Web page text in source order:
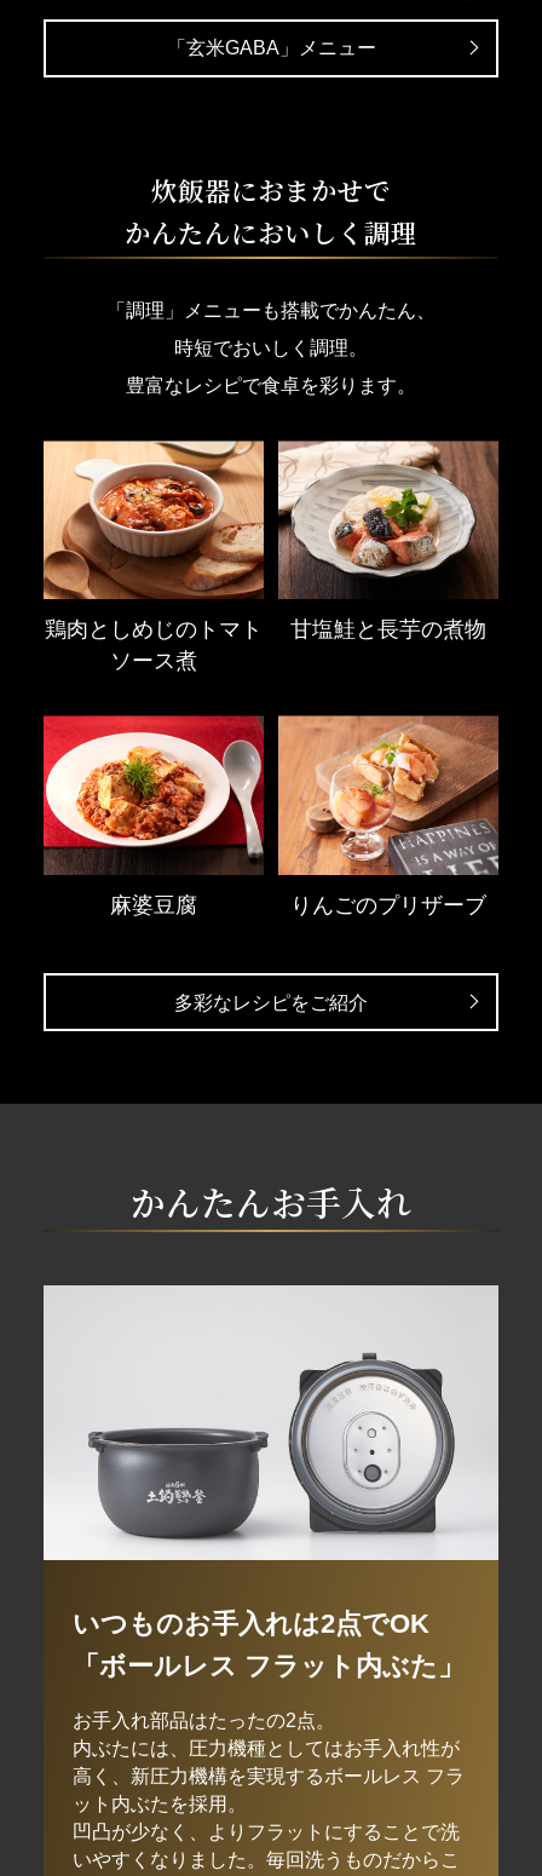
「玄米GABA」メニュー
ー。吸水工程で、通常の「白米」メニューの2倍の時間
をかけることで、お米本来の旨みを引き出します。
炊飯器におまかせで
かんたんにおいしく調理
「調理」メニューも搭載でかんたん、
時短でおいしく調理。
豊富なレシピで食卓を彩ります。
鶏肉としめじのトマト
ソース煮
甘塩鮭と長芋の煮物
麻婆豆腐 りんごのプリザーブ
多彩なレシピをご紹介
かんたんお手入れ
いつものお手入れは2点でOK
「ボールレス フラット内ぶた」
お手入れ部品はたったの2点。
内ぶたには、圧力機種としてはお手入れ性が
高く、新圧力機構を実現するボールレス フラ
ット内ぶたを採用。
凹凸が少なく、よりフラットにすることで洗
いやすくなりました。毎回洗うものだからこ